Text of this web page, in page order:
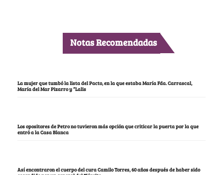
Notas Recomendadas
La mujer que tumbó la lista del Pacto, en la que estaba María Fda. Carrascal,
María del Mar Pizarro y “Lalis
Los opositores de Petro no tuvieron más opción que criticar la puerta por la que
entró a la Casa Blanca
Así encontraron el cuerpo del cura Camilo Torres, 60 años después de haber sido